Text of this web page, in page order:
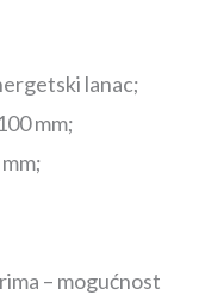
lanac;
mm;
– mogućnost